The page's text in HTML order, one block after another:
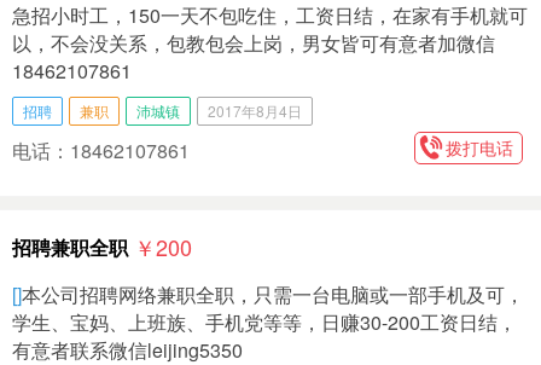
急招小时工，150一天不包吃住，工资日结，在家有手机就可
以，不会没关系，包教包会上岗，男女皆可有意者加微信
18462107861
招聘 兼职 沛城镇 2017年8月4日
电话：18462107861 拨打电话
招聘兼职全职 ￥200
[]本公司招聘网络兼职全职，只需一台电脑或一部手机及可，
学生、宝妈、上班族、手机党等等，日赚30-200工资日结，
有意者联系微信leijing5350